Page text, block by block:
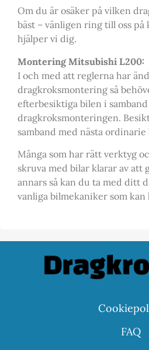
Om du är osäker på vilken
bäst – vänligen ring till oss på
hjälper vi dig.
Montering Mitsubishi L200:
I och med att reglerna har
dragkroksmontering så
efterbesiktiga bilen i samband
dragkroksmonteringen.
samband med nästa
Många som har rätt verktyg
skruva med bilar klarar av att
annars så kan du ta med ditt
vanliga bilmekaniker som kan
FAQ